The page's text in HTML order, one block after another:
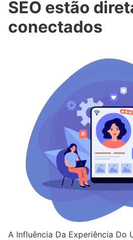
SEO estão
conectados
A Influência Da Experiência Do